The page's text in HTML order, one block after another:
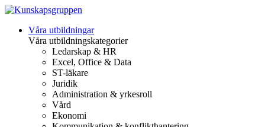
Våra utbildningar
Våra utbildningskategorier
Ledarskap & HR
Excel, Office & Data
ST-läkare
Juridik
Administration & yrkesroll
Vård
Ekonomi